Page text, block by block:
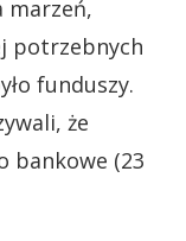
marzeń,
potrzebnych
funduszy.
że
bankowe (23